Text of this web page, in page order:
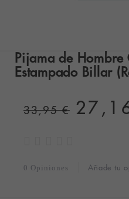
Pijama de Hombre
Estampado Billar
33,95 €
0 Opiniones Añade tu